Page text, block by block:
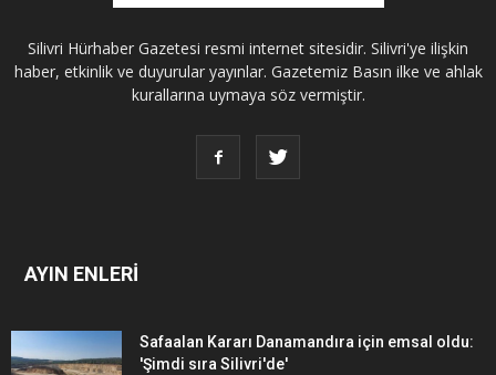
Silivri Hürhaber Gazetesi resmi internet sitesidir. Silivri'ye ilişkin
haber, etkinlik ve duyurular yayınlar. Gazetemiz Basın ilke ve ahlak
kurallarına uymaya söz vermiştir.
AYIN ENLERİ
Safaalan Kararı Danamandıra için emsal oldu:
'Şimdi sıra Silivri'de'